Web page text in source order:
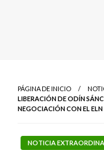
PÁGINA DE INICIO
LIBERACIÓN DE ODÍN
NEGOCIACIÓN CON EL ELN
NOTICIA